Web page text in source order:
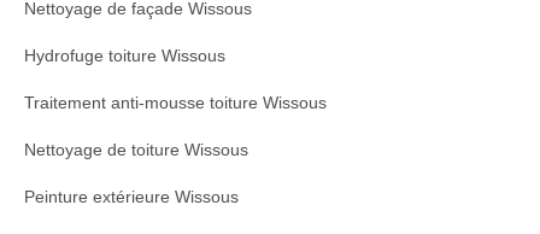
Nettoyage de façade Wissous
Hydrofuge toiture Wissous
Traitement anti-mousse toiture Wissous
Nettoyage de toiture Wissous
Peinture extérieure Wissous